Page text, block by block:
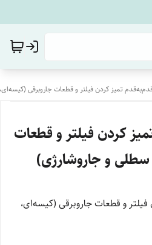
تمیز کردن فیلتر و قطعات جاروبرقی
کردن فیلتر و قطعات
سطلی و جاروشارژی)
و قطعات جاروبرقی (کیسه‌ای،